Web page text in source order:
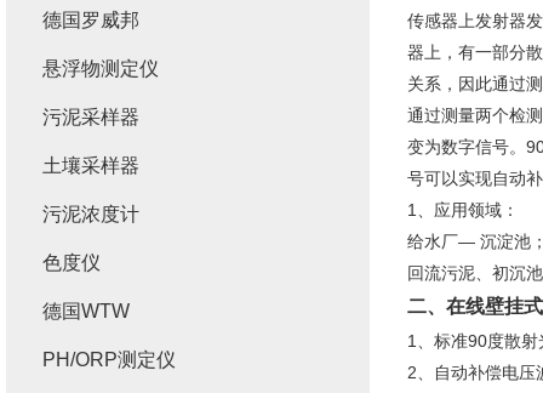
传感器上发射器
器上，有一部分
关系，因此通过
通过测量两个检
变为数字信号。
号可以实现自动
1、应用领域：
给水厂— 沉淀池
回流污泥、初沉
二、 在线壁挂
1、标准90度散
2、自动补偿电压
德国罗威邦
悬浮物测定仪
污泥采样器
土壤采样器
污泥浓度计
色度仪
德国WTW
PH/ORP测定仪